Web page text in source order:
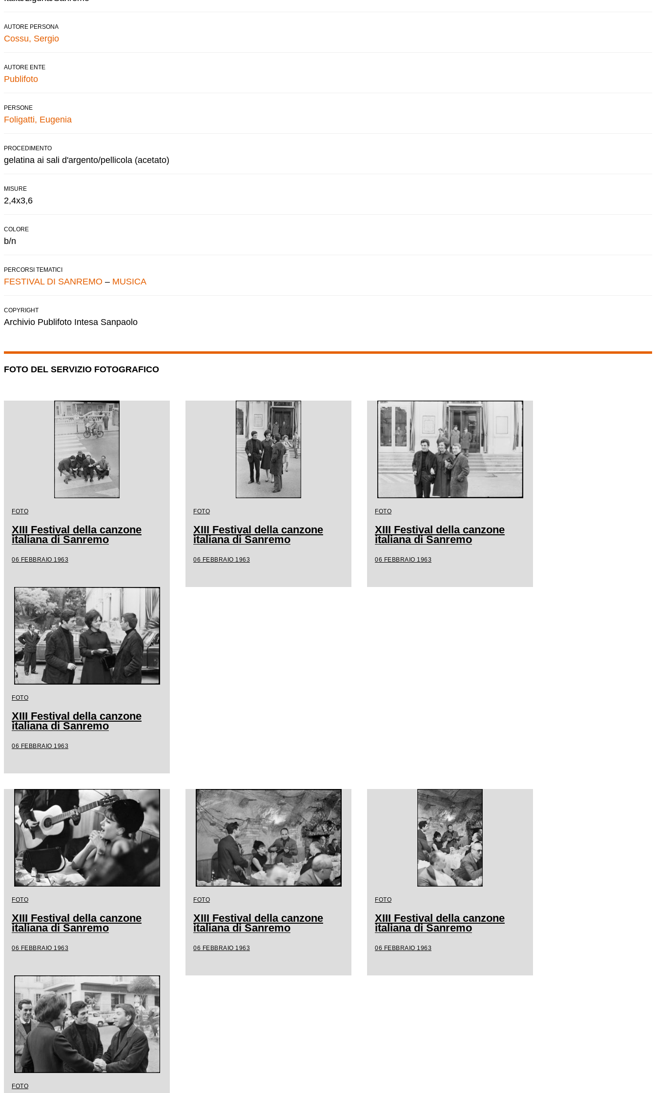
AUTORE PERSONA
Cossu, Sergio
AUTORE ENTE
Publifoto
PERSONE
Foligatti, Eugenia
PROCEDIMENTO
gelatina ai sali d'argento/pellicola (acetato)
MISURE
2,4x3,6
COLORE
b/n
PERCORSI TEMATICI
FESTIVAL DI SANREMO – MUSICA
COPYRIGHT
Archivio Publifoto Intesa Sanpaolo
FOTO DEL SERVIZIO FOTOGRAFICO
FOTO
XIII Festival della canzone
italiana di Sanremo
06 FEBBRAIO 1963
FOTO
XIII Festival della canzone
italiana di Sanremo
06 FEBBRAIO 1963
FOTO
XIII Festival della canzone
italiana di Sanremo
06 FEBBRAIO 1963
FOTO
XIII Festival della canzone
italiana di Sanremo
06 FEBBRAIO 1963
FOTO
XIII Festival della canzone
italiana di Sanremo
06 FEBBRAIO 1963
FOTO
XIII Festival della canzone
italiana di Sanremo
06 FEBBRAIO 1963
FOTO
XIII Festival della canzone
italiana di Sanremo
06 FEBBRAIO 1963
FOTO